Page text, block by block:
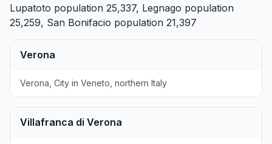
Lupatoto population 25,337, Legnago population
25,259, San Bonifacio population 21,397
Verona
Verona, City in Veneto, northern Italy
Villafranca di Verona